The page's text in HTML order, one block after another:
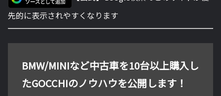
先的に表示されやすくなります
BMW/MINIなど中古車を10台以上購入し
たGOCCHIのノウハウを公開します！